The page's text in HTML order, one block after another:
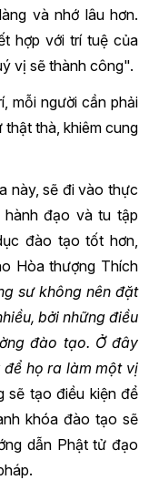
và nhớ lâu hơn.
hợp với trí tuệ của
vị sẽ thành công".
mỗi người cần phải
thà, khiêm cung
này, sẽ đi vào thực
hành đạo và tu tập
đào tạo tốt hơn,
Hòa thượng Thích
sư không nên đặt
bởi những điều
đào tạo. Ở đây
họ ra làm một vị
sẽ tạo điều kiện để
khóa đào tạo sẽ
dẫn Phật tử đạo